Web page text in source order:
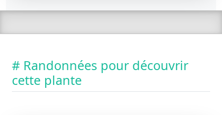
# Randonnées pour découvrir
cette plante